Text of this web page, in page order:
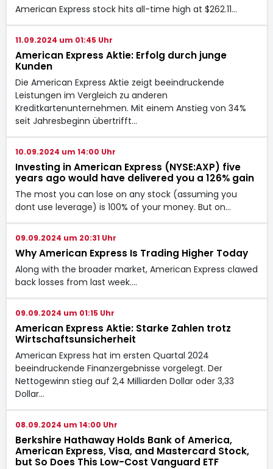
American Express stock hits all-time high at $262.11…
11.09.2024 um 01:45 Uhr
American Express Aktie: Erfolg durch junge
Kunden
Die American Express Aktie zeigt beeindruckende
Leistungen im Vergleich zu anderen
Kreditkartenunternehmen. Mit einem Anstieg von 34%
seit Jahresbeginn übertrifft…
10.09.2024 um 14:00 Uhr
Investing in American Express (NYSE:AXP) five
years ago would have delivered you a 126% gain
The most you can lose on any stock (assuming you
dont use leverage) is 100% of your money. But on…
09.09.2024 um 20:31 Uhr
Why American Express Is Trading Higher Today
Along with the broader market, American Express clawed
back losses from last week.…
09.09.2024 um 01:15 Uhr
American Express Aktie: Starke Zahlen trotz
Wirtschaftsunsicherheit
American Express hat im ersten Quartal 2024
beeindruckende Finanzergebnisse vorgelegt. Der
Nettogewinn stieg auf 2,4 Milliarden Dollar oder 3,33
Dollar…
08.09.2024 um 14:00 Uhr
Berkshire Hathaway Holds Bank of America,
American Express, Visa, and Mastercard Stock,
but So Does This Low-Cost Vanguard ETF